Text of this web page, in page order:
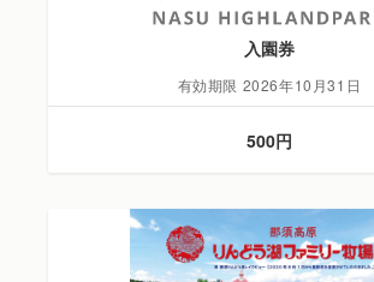
入園券
有効期限 2026年10月31日
500円